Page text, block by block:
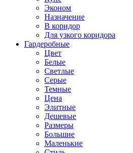
Эконом
Назначение
В коридор
Для узкого коридора
Гардеробные
Цвет
Белые
Светлые
Серые
Темные
Цена
Элитные
Дешевые
Размеры
Большие
Маленькие